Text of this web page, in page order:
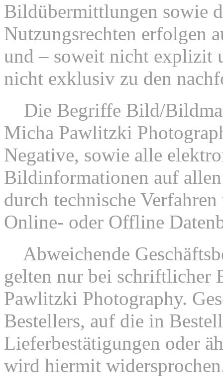
Bildübermittlungen sowie
Nutzungsrechten erfolgen
und – soweit nicht explizit
nicht exklusiv zu den
Die Begriffe Bild/
Micha Pawlitzki
Negative, sowie alle
Bildinformationen auf
durch technische
Online- oder Offline
Abweichende
gelten nur bei schriftlicher
Pawlitzki Photography.
Bestellers, auf die in
Lieferbestätigungen oder
wird hiermit